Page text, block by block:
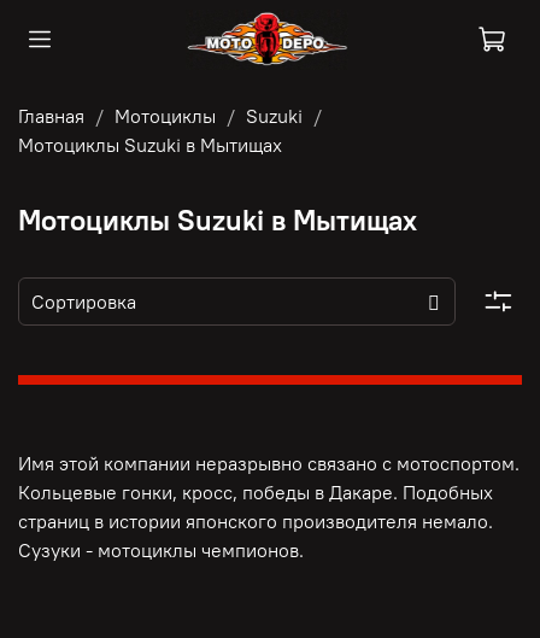
Главная Мотоциклы
Suzuki
Мотоциклы Suzuki в Мытищах
Мотоциклы Suzuki в Мытищах
Имя этой компании неразрывно связано с мотоспортом.
Кольцевые гонки, кросс, победы в Дакаре. Подобных
страниц в истории японского производителя немало.
Сузуки - мотоциклы чемпионов.